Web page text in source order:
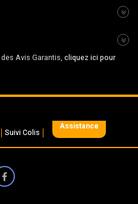
Avis Garantis, cliquez ici pour
Suivi Colis
Assistance